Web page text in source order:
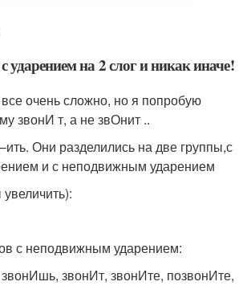
с ударением на 2 слог и никак иначе!
очень сложно, но я попробую
звонИ т, а не звОнит ..
Они разделились на две группы,с
и с неподвижным ударением
с неподвижным ударением:
звонИт, звонИте, позвонИте,